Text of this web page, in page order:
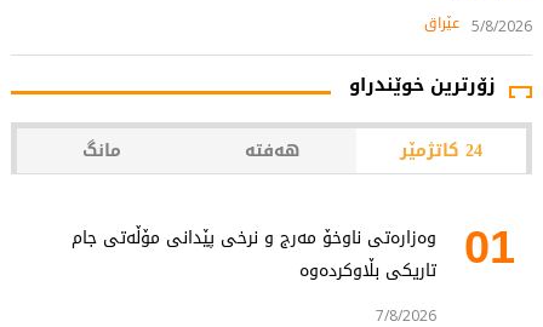
5/8/2026 عێراق
زۆرترین خوێندراو
24 کاتژمێر هەفتە مانگ
01
وەزارەتی ناوخۆ مەرج و نرخی پێدانی مۆڵەتی جام
تاریکی بڵاوکردەوە
7/8/2026